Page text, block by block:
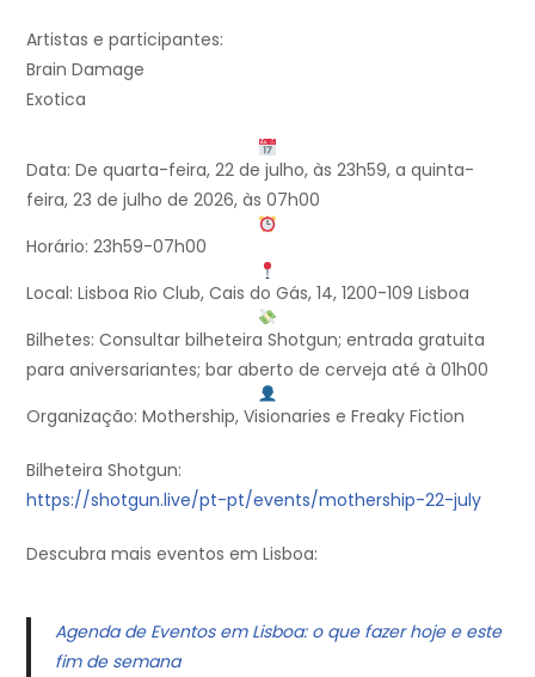
Artistas e participantes:
Brain Damage
Exotica
Data: De quarta-feira, 22 de julho, às 23h59, a quinta-
feira, 23 de julho de 2026, às 07h00
Horário: 23h59-07h00
Local: Lisboa Rio Club, Cais do Gás, 14, 1200-109 Lisboa
Bilhetes: Consultar bilheteira Shotgun; entrada gratuita
para aniversariantes; bar aberto de cerveja até à 01h00
Organização: Mothership, Visionaries e Freaky Fiction
Bilheteira Shotgun:
https://shotgun.live/pt-pt/events/mothership-22-july
Descubra mais eventos em Lisboa:
Agenda de Eventos em Lisboa: o que fazer hoje e este
fim de semana